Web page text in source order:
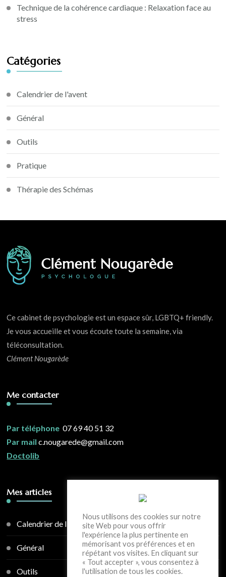
Technique de la cohérence cardiaque : Relaxation face au
stress
Catégories
Calendrier de l'avent
Général
Outils
Pratique
Thérapie des Schémas
Ce cabinet de psychologie est un espace sûr, LGBTQ+ friendly.
Je vous accueille et vous écoute toute la semaine, via
téléconsultation.
Clément Nougarède
Me contacter
Par téléphone 07 69 40 51 32
Par mail c.nougarede@gmail.com
Doctolib
Mes articles
Calendrier de l'avent
Général
Outils
Nous utilisons des cookies sur notre
site Web pour vous offrir
l'expérience la plus pertinente en
mémorisant vos préférences et en
répétant vos visites. En cliquant sur
« Tout accepter », vous consentez à
l'utilisation de tous les cookies.